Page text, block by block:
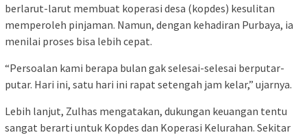
berlarut-larut membuat koperasi desa (kopdes) kesulitan
memperoleh pinjaman. Namun, dengan kehadiran Purbaya, ia
menilai proses bisa lebih cepat.
“Persoalan kami berapa bulan gak selesai-selesai berputar-
putar. Hari ini, satu hari ini rapat setengah jam kelar,” ujarnya.
Lebih lanjut, Zulhas mengatakan, dukungan keuangan tentu
sangat berarti untuk Kopdes dan Koperasi Kelurahan. Sekitar